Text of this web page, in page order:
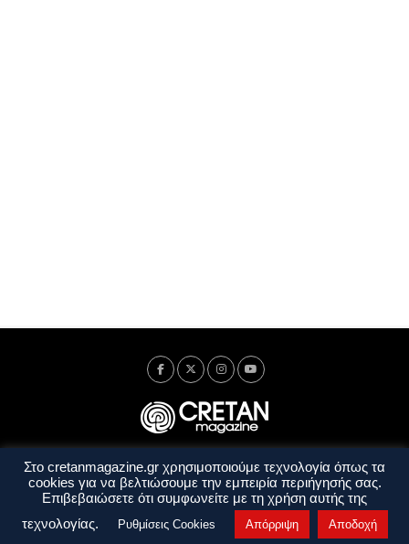
Ταυτότητα Πολιτική Απορρήτου
Όροι Χρήσης
Όροι και Προϋποθέσεις
Στο cretanmagazine.gr χρησιμοποιούμε τεχνολογία όπως τα
cookies για να βελτιώσουμε την εμπειρία περιήγησής σας.
Επιβεβαιώσετε ότι συμφωνείτε με τη χρήση αυτής της
τεχνολογίας.
Ρυθμίσεις Cookies Απόρριψη Αποδοχή